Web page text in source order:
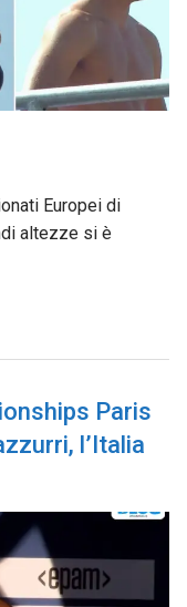
Europei di
altezze si è
Paris
l’Italia